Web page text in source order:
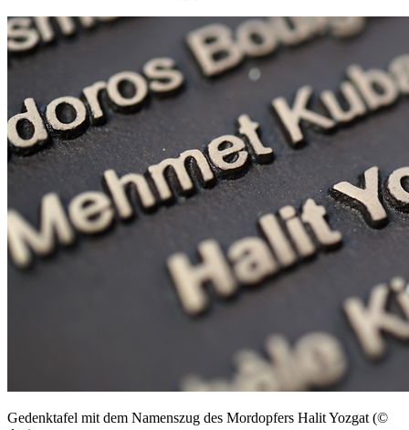
Gedenktafel mit dem Namenszug des Mordopfers Halit Yozgat (©